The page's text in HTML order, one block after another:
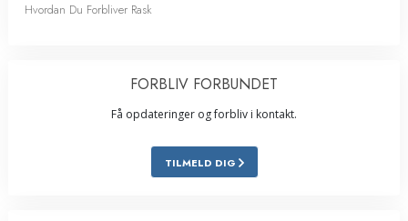
Hvordan Du Forbliver Rask
FORBLIV FORBUNDET
Få opdateringer og forbliv i kontakt.
TILMELD DIG